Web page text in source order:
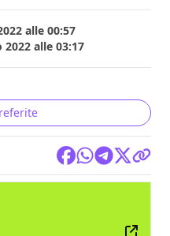
alle 00:57
2022 alle 03:17